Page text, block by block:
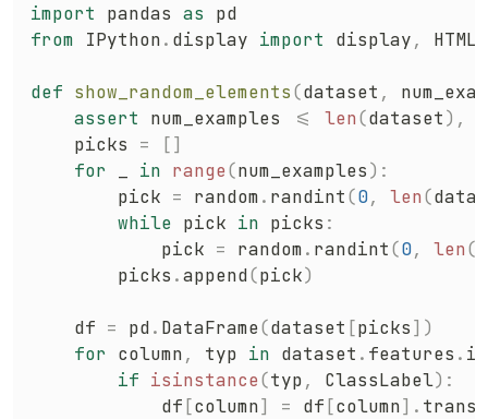
import pandas as
from IPython. display import display, HTML
def show_random_elements(dataset ,
assert num_examples <= len(dataset) ,
    picks
= []
for
in range(num_examples) :
        pick
= random. randint(0, len(
while pick in picks :
            pick
= random. randint(0, len(
        picks
.append(pick)
    df
= pd. DataFrame(dataset [picks] )
for column, typ in dataset . features .
if isinstance(typ, ClassLabel) :
            df
[column] = df[column] .